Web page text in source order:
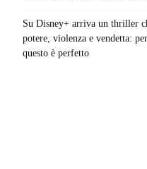
Su Disney+ arriva un thriller
potere, violenza e vendetta:
questo è perfetto